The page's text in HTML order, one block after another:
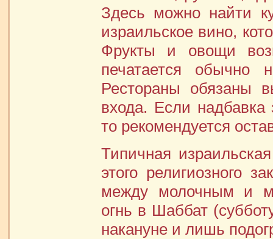
Здесь можно найти
израильское вино,
Фрукты и овощи
печатается обычно
Рестораны обязаны
входа. Если
то рекомендуется
Типичная
этого религиозного
между молочным и
огнь в Шаббат
накануне и лишь